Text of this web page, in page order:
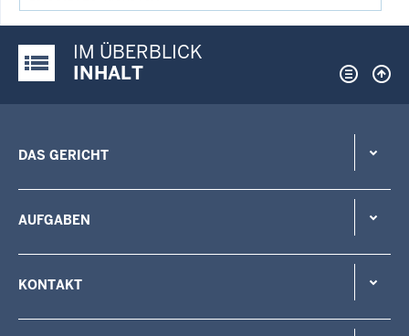
Justiz-Portal im Überblick:
IM ÜBERBLICK
INHALT
DAS GERICHT
AUFGABEN
KONTAKT